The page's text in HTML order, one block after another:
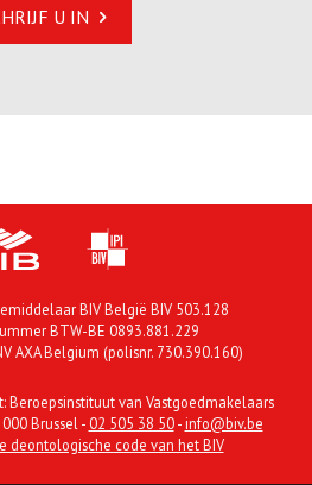
U IN
BIV België BIV 503.128
BTW-BE 0893.881.229
AXA Belgium (polisnr. 730.390.160)
Beroepsinstituut van Vastgoedmakelaars
Brussel - 02 505 38 50-info@biv.be
deontologische code van het BIV